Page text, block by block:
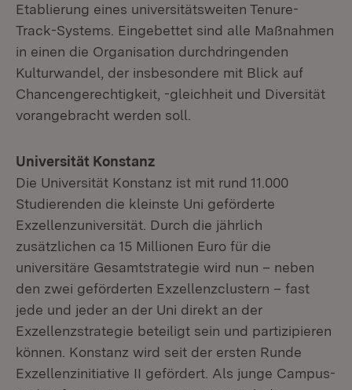
Etablierung eines universitätsweiten Tenure-
Track-Systems. Eingebettet sind alle Maßnahmen
in einen die Organisation durchdringenden
Kulturwandel, der insbesondere mit Blick auf
Chancengerechtigkeit, -gleichheit und Diversität
vorangebracht werden soll.
Universität Konstanz
Die Universität Konstanz ist mit rund 11.000
Studierenden die kleinste Uni geförderte
Exzellenzuniversität. Durch die jährlich
zusätzlichen ca 15 Millionen Euro für die
universitäre Gesamtstrategie wird nun – neben
den zwei geförderten Exzellenzclustern – fast
jede und jeder an der Uni direkt an der
Exzellenzstrategie beteiligt sein und partizipieren
können. Konstanz wird seit der ersten Runde
Exzellenzinitiative II gefördert. Als junge Campus-